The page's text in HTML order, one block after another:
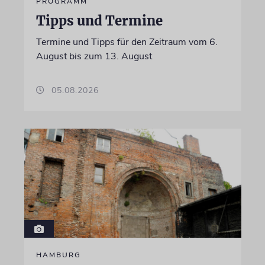
Tipps und Termine
Termine und Tipps für den Zeitraum vom 6.
August bis zum 13. August
05.08.2026
HAMBURG